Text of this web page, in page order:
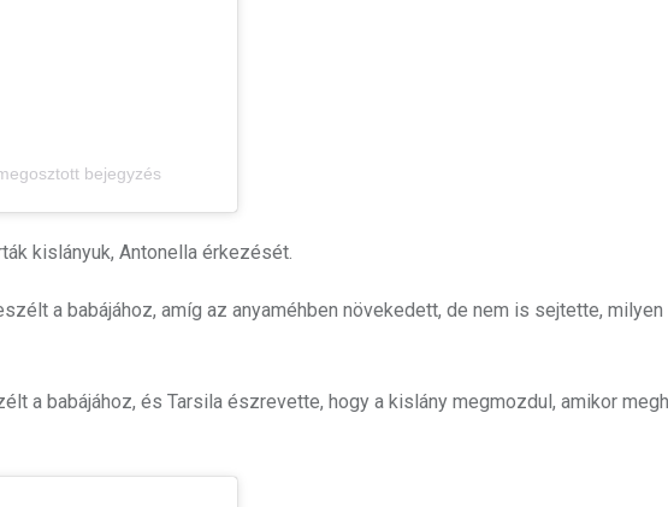
bejegyzés
kislányuk, Antonella érkezését.
a babájához, amíg az anyaméhben növekedett, de nem is sejtette, milyen
a babájához, és Tarsila észrevette, hogy a kislány megmozdul, amikor